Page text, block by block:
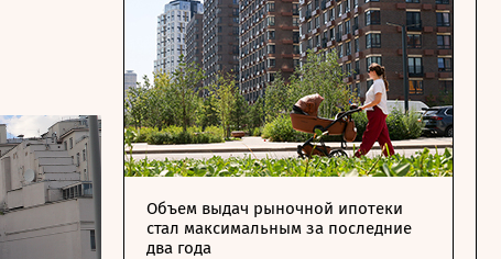
Объем выдач рыночной ипотеки
стал максимальным за последние
два года